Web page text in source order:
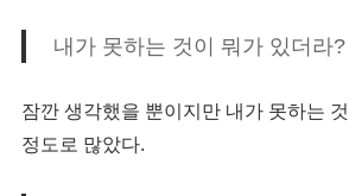
내가 못하는 것이 뭐가 있더라?
잠깐 생각했을 뿐이지만 내가 못하는
정도로 많았다.